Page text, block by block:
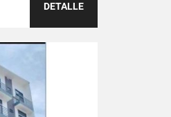
DETALLE